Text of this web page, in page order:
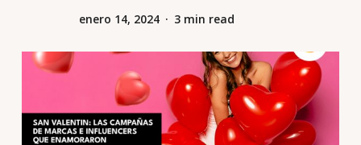
enero 14, 2024 3 min read